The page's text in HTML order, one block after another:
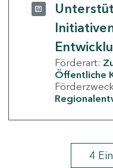
Förderart:
Öffentliche
4